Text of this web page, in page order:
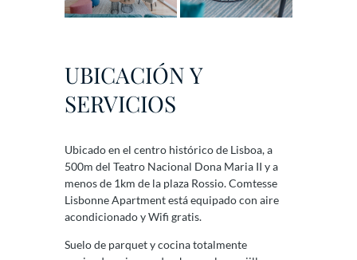
UBICACIÓN Y
SERVICIOS
Ubicado en el centro histórico de Lisboa, a
500m del Teatro Nacional Dona Maria II y a
menos de 1km de la plaza Rossio. Comtesse
Lisbonne Apartment está equipado con aire
acondicionado y Wifi gratis.
Suelo de parquet y cocina totalmente